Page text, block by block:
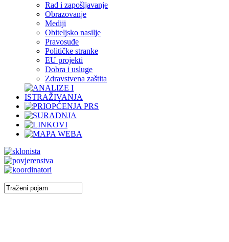
Rad i zapošljavanje
Obrazovanje
Mediji
Obiteljsko nasilje
Pravosuđe
Političke stranke
EU projekti
Dobra i usluge
Zdravstvena zaštita